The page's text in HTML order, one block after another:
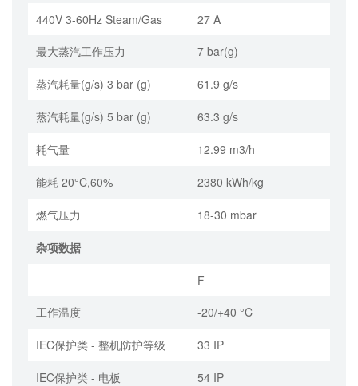
440V 3-60Hz Steam/Gas
27 A
最大蒸汽工作压力
7 bar(g)
蒸汽耗量(g/s) 3 bar (g) 61.9 g/s
蒸汽耗量(g/s) 5 bar (g) 63.3 g/s
耗气量 12.99 m3/h
能耗 20°C,60% 2380 kWh/kg
燃气压力 18-30 mbar
杂项数据
F
工作温度
-20/+40 °C
IEC保护类 - 整机防护等级 33 IP
IEC保护类 - 电板 54 IP